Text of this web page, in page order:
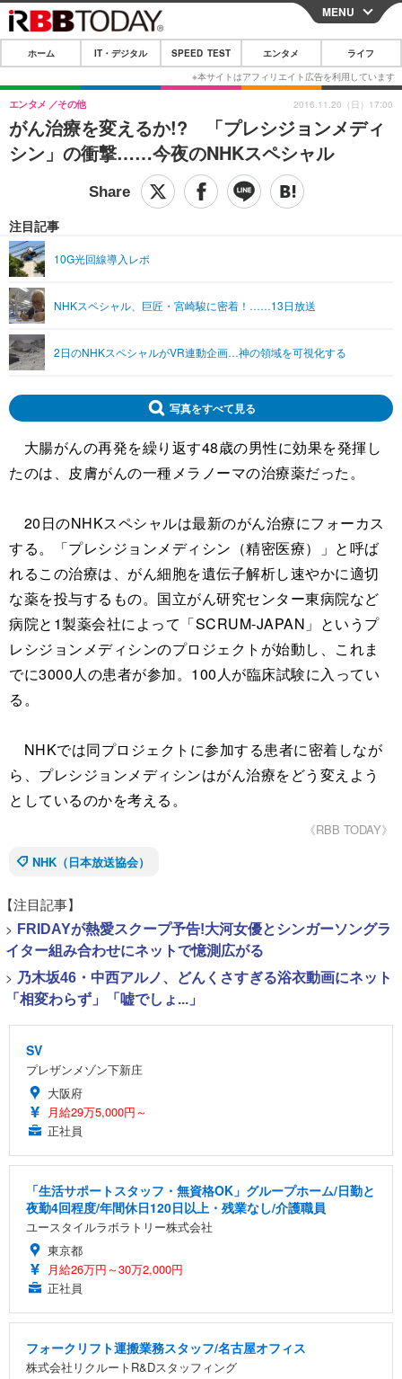
CLOSE
ホーム
IT・デジタル
IT・デジタルTOP スマートフォン
その他
SPEED TEST
映画・ドラマ
グラビア ブログ
ショッピング その他
ライフTOP
リリース一覧
プッシュ通知の停止方法
MENU
ホーム IT・デジタル SPEED TEST エンタメ ライフ
がん治療を変えるか!? 「プレシジョンメディ
シン」の衝撃……今夜のNHKスペシャル
エンタメ その他
注目記事
10G光回線導入レポ
NHKスペシャル、巨匠・宮崎駿に密着！……13日放送
2日のNHKスペシャルがVR連動企画…神の領域を可視化する
2016.11.20（日）17:00
写真をすべて見る
大腸がんの再発を繰り返す48歳の男性に効果を発揮し
たのは、皮膚がんの一種メラノーマの治療薬だった。
20日のNHKスペシャルは最新のがん治療にフォーカス
する。「プレシジョンメディシン（精密医療）」と呼ば
れるこの治療は、がん細胞を遺伝子解析し速やかに適切
な薬を投与するもの。国立がん研究センター東病院など
病院と1製薬会社によって「SCRUM-JAPAN」というプ
レシジョンメディシンのプロジェクトが始動し、これま
でに3000人の患者が参加。100人が臨床試験に入ってい
る。
NHKでは同プロジェクトに参加する患者に密着しなが
ら、プレシジョンメディシンはがん治療をどう変えよう
としているのかを考える。
《RBB TODAY》
NHK（日本放送協会）
【注目記事】
> FRIDAYが熱愛スクープ予告!大河女優とシンガーソングラ
イター組み合わせにネットで憶測広がる
> 乃木坂46・中西アルノ、どんくさすぎる浴衣動画にネット
「相変わらず」「嘘でしょ...」
SV
プレザンメゾン下新庄
大阪府
月給29万5,000円～
正社員
「生活サポートスタッフ・無資格OK」グループホーム/日勤と
夜勤4回程度/年間休日120日以上・残業なし/介護職員
ユースタイルラボラトリー株式会社
東京都
月給26万円～30万2,000円
正社員
フォークリフト運搬業務スタッフ/名古屋オフィス
株式会社リクルートR&Dスタッフィング